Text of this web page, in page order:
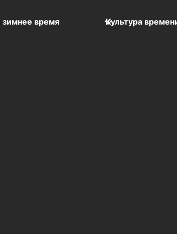
зимнее время Культура